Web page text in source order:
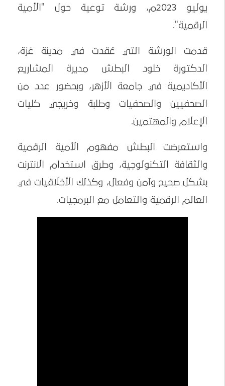
يوليو 2023م، ورشة توعية حول "الأمية
الرقمية".
قدمت الورشة التي عُقدت في مدينة غزة،
الدكتورة خلود البطش مديرة المشاريع
الأكاديمية في جامعة الأزهر، وبحضور عدد من
الصحفيين والصحفيات وطلبة وخريجي كليات
الإعلام والمهتمين.
واستعرضت البطش مفهوم الأمية الرقمية
والثقافة التكنولوجية، وطرق استخدام الانترنت
بشكل صحيح وآمن وفعال، وكذلك الأخلاقيات في
العالم الرقمية والتعامل مع البرمجيات.